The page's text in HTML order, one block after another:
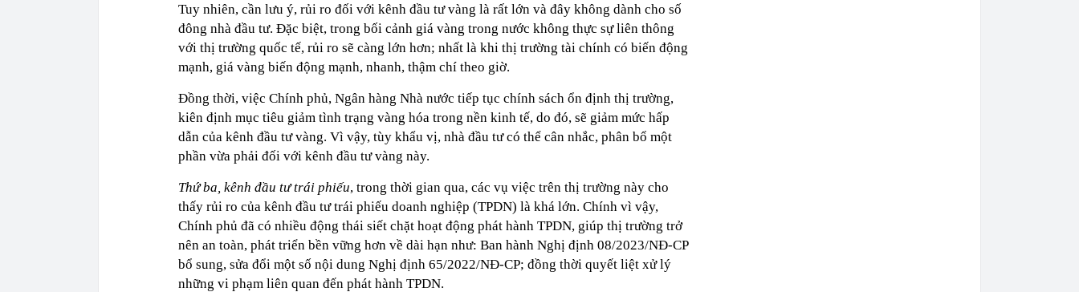
Tuy nhiên, cần lưu ý, rủi ro đối với kênh đầu tư vàng là rất lớn và đây không dành cho số
đông nhà đầu tư. Đặc biệt, trong bối cảnh giá vàng trong nước không thực sự liên thông
với thị trường quốc tế, rủi ro sẽ càng lớn hơn; nhất là khi thị trường tài chính có biến động
mạnh, giá vàng biến động mạnh, nhanh, thậm chí theo giờ.
Đồng thời, việc Chính phủ, Ngân hàng Nhà nước tiếp tục chính sách ổn định thị trường,
kiên định mục tiêu giảm tình trạng vàng hóa trong nền kinh tế, do đó, sẽ giảm mức hấp
dẫn của kênh đầu tư vàng. Vì vậy, tùy khẩu vị, nhà đầu tư có thể cân nhắc, phân bổ một
phần vừa phải đối với kênh đầu tư vàng này.
Thứ ba, kênh đầu tư trái phiếu, trong thời gian qua, các vụ việc trên thị trường này cho
thấy rủi ro của kênh đầu tư trái phiếu doanh nghiệp (TPDN) là khá lớn. Chính vì vậy,
Chính phủ đã có nhiều động thái siết chặt hoạt động phát hành TPDN, giúp thị trường trở
nên an toàn, phát triển bền vững hơn về dài hạn như: Ban hành Nghị định 08/2023/NĐ-CP
bổ sung, sửa đổi một số nội dung Nghị định 65/2022/NĐ-CP; đồng thời quyết liệt xử lý
những vi phạm liên quan đến phát hành TPDN.